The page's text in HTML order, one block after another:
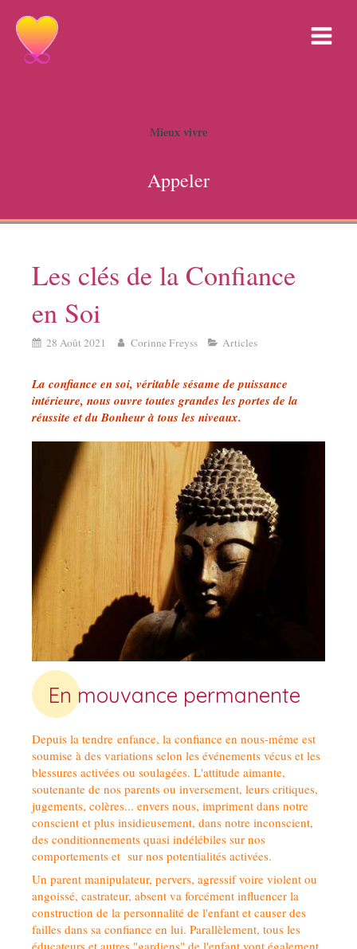
Mieux vivre
Appeler
Les clés de la Confiance
en Soi
28 Août 2021 Corinne Freyss Articles
La confiance en soi, véritable sésame de puissance
intérieure, nous ouvre toutes grandes les portes de la
réussite et du Bonheur à tous les niveaux.
En mouvance permanente
Depuis la tendre enfance, la confiance en nous-même est
soumise à des variations selon les événements vécus et les
blessures activées ou soulagées. L'attitude aimante,
soutenante de nos parents ou inversement, leurs critiques,
jugements, colères... envers nous, impriment dans notre
conscient et plus insidieusement, dans notre inconscient,
des conditionnements quasi indélébiles sur nos
comportements et sur nos potentialités activées.
Un parent manipulateur, pervers, agressif voire violent ou
angoissé, castrateur, absent va forcément influencer la
construction de la personnalité de l'enfant et causer des
failles dans sa confiance en lui. Parallèlement, tous les
éducateurs et autres "gardiens" de l'enfant vont également